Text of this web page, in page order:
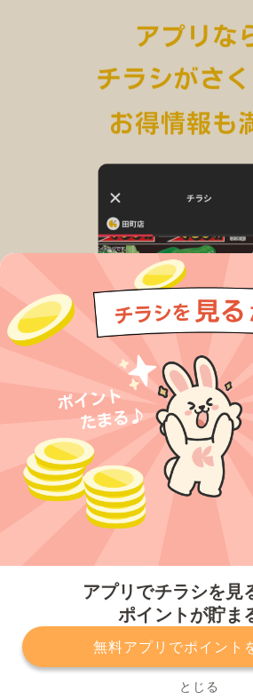
アプリでチラシを見
ポイントが貯ま
無料アプリでポイント
とじる
プライバシーポリシー 利用規約
サービスに関してのお問い合わせ